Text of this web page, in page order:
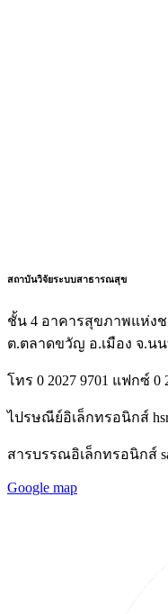
สถาบันวิจัยระบบสาธารณสุข
ชั้น 4 อาคารสุขภาพแห่งช
ต.ตลาดขวัญ อ.เมือง จ.นน
โทร 0 2027 9701 แฟกซ์ 0
ไปรษณีย์อิเล็กทรอนิกส์
สารบรรณอิเล็กทรอนิกส์
Google map